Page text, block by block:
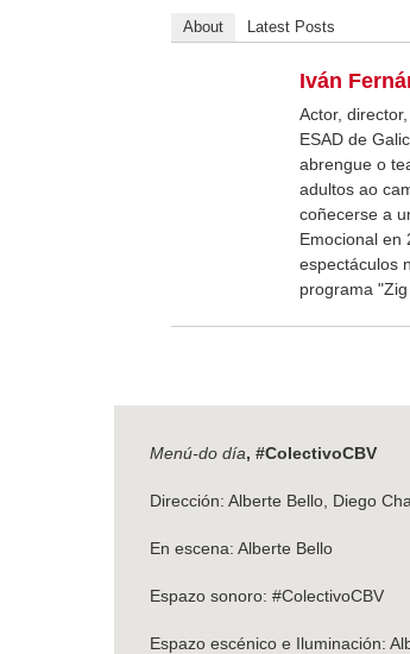
About Latest Posts
Iván
Actor,
ESAD de
abrengue o
adultos ao
coñecerse a
Emocional en
espectáculos
programa
Menú-do día, #ColectivoCBV
Dirección: Alberte Bello, Diego
En escena: Alberte Bello
Espazo sonoro: #ColectivoCBV
Espazo escénico e Iluminación: